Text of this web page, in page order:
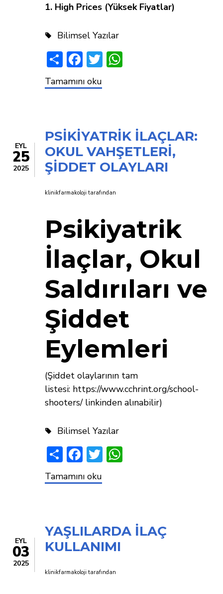
1. High Prices (Yüksek Fiyatlar)
Bilimsel Yazılar
ShareFacebook
Twitter
YÜKSEK
İLAÇ
ERİŞİM
GÜÇLÜĞÜ
Tamamını oku
EYL
25
2025
PSİKİYATRİK İLAÇLAR:
OKUL VAHŞETLERİ,
ŞİDDET OLAYLARI
klinikfarmakoloji tarafından
Psikiyatrik
İlaçlar, Okul
Saldırıları ve
Şiddet
Eylemleri
(Şiddet olaylarının tam
listesi: https://www.cchrint.org/school-
shooters/ linkinden alınabilir)
Bilimsel Yazılar
ShareFacebook
Twitter
PSİKİYATRİK
İLAÇLAR:
Tamamını oku
EYL
03
2025
YAŞLILARDA İLAÇ
KULLANIMI
klinikfarmakoloji tarafından